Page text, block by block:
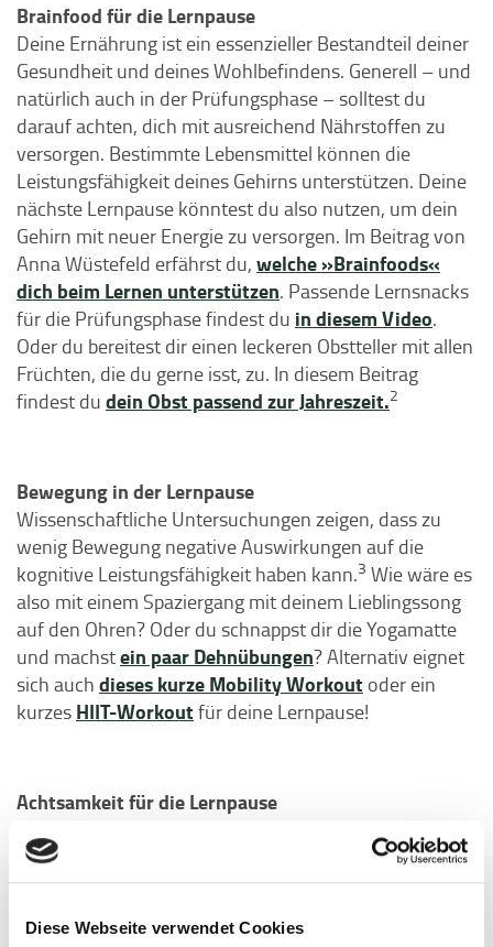
Diese Webseite verwendet Cookies
Brainfood für die Lernpause
Deine Ernährung ist ein essenzieller Bestandteil deiner
Gesundheit und deines Wohlbefindens. Generell – und
natürlich auch in der Prüfungsphase – solltest du
darauf achten, dich mit ausreichend Nährstoffen zu
versorgen. Bestimmte Lebensmittel können die
Leistungsfähigkeit deines Gehirns unterstützen. Deine
nächste Lernpause könntest du also nutzen, um dein
Gehirn mit neuer Energie zu versorgen. Im Beitrag von
Anna Wüstefeld erfährst du, welche »Brainfoods«
dich beim Lernen unterstützen. Passende Lernsnacks
für die Prüfungsphase findest du in diesem Video.
Oder du bereitest dir einen leckeren Obstteller mit allen
Früchten, die du gerne isst, zu. In diesem Beitrag
findest du dein Obst passend zur Jahreszeit.2
Bewegung in der Lernpause
Wissenschaftliche Untersuchungen zeigen, dass zu
wenig Bewegung negative Auswirkungen auf die
kognitive Leistungsfähigkeit haben kann.3 Wie wäre es
also mit einem Spaziergang mit deinem Lieblingssong
auf den Ohren? Oder du schnappst dir die Yogamatte
und machstein paar Dehnübungen? Alternativ eignet
sich auch dieses kurze Mobility Workout oder ein
kurzes HIIT-Workout für deine Lernpause!
Achtsamkeit für die Lernpause
der Klausurenphase fühlst, kann Achtsamkeit eine tolle
Bereicherung für deine Lernpause sein und dich dabei
zu kommen.4Kurze Achtsamkeit- und